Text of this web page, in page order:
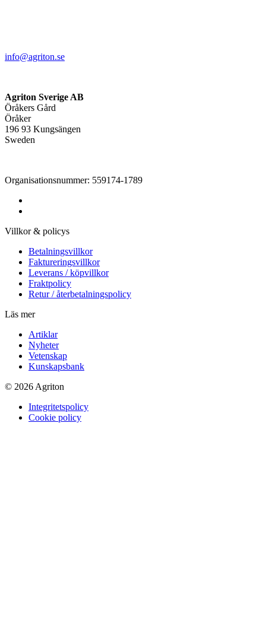
info@agriton.se
Agriton Sverige AB
Öråkers Gård
Öråker
196 93 Kungsängen
Sweden
Organisationsnummer: 559174-1789
Villkor & policys
Betalningsvillkor
Faktureringsvillkor
Leverans / köpvillkor
Fraktpolicy
Retur / återbetalningspolicy
Läs mer
Artiklar
Nyheter
Vetenskap
Kunskapsbank
© 2026 Agriton
Integritetspolicy
Cookie policy